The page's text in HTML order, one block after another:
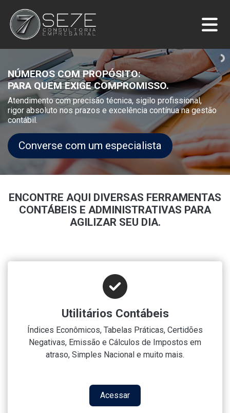
NÚMEROS COM PROPÓSITO:
PARA QUEM EXIGE COMPROMISSO.
Atendimento com precisão técnica, sigilo profissional,
rigor absoluto nos prazos e excelência contínua na gestão
contábil.
Converse com um especialista
ENCONTRE AQUI DIVERSAS FERRAMENTAS
CONTÁBEIS E ADMINISTRATIVAS PARA
AGILIZAR SEU DIA.
Utilitários Contábeis
Índices Econômicos, Tabelas Práticas, Certidões
Negativas, Emissão e Cálculos de Impostos em
atraso, Simples Nacional e muito mais.
Acessar